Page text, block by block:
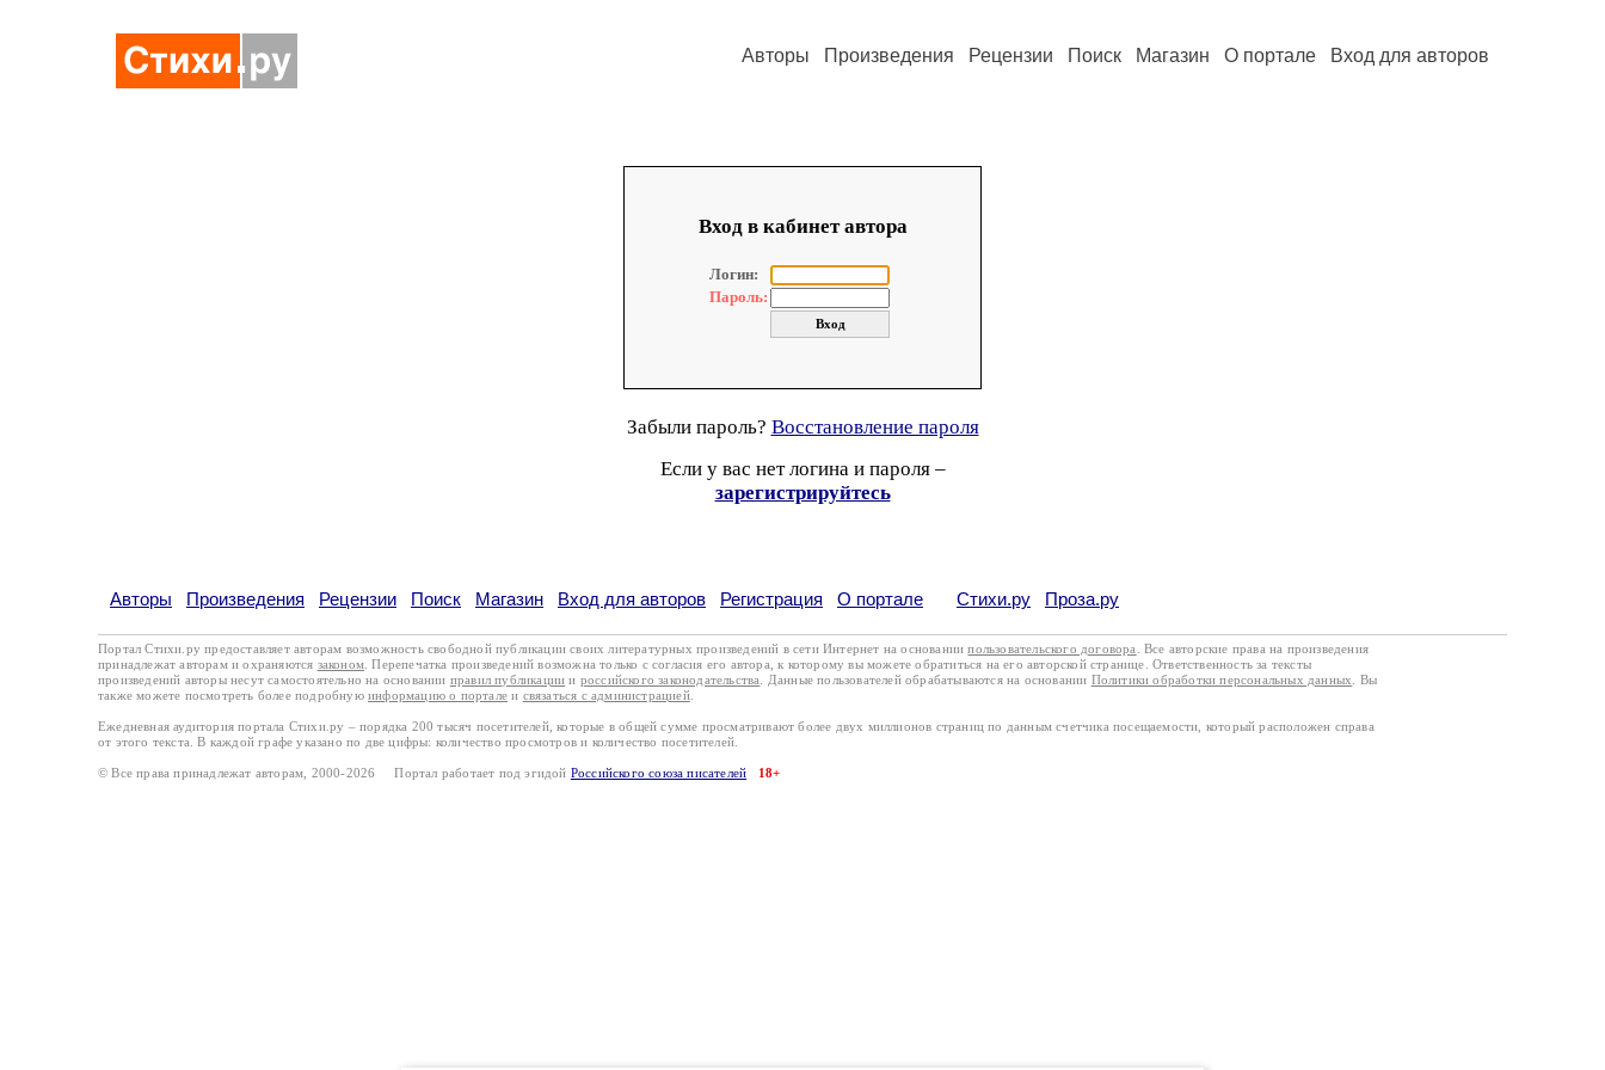
Авторы Произведения Рецензии Поиск Магазин О портале Вход для авторов
Вход в кабинет автора
Логин:
Пароль:
Забыли пароль? Восстановление пароля
Если у вас нет логина и пароля –
зарегистрируйтесь
Авторы Произведения Рецензии Поиск Магазин Вход для авторов Регистрация О портале Стихи.ру Проза.ру
Портал Стихи.ру предоставляет авторам возможность свободной публикации своих литературных произведений в сети Интернет на основаниипользовательского договора
. Все авторские права на произведения
принадлежат авторам и охраняются законом . Перепечатка произведений возможна только с согласия его автора, к которому вы можете обратиться на его авторской странице. Ответственность за тексты
произведений авторы несут самостоятельно на основании правил публикации и российского законодательства . Данные пользователей обрабатываются на основании Политики обработки персональных данных
. Вы
также можете посмотреть более подробную информацию о портале и связаться с администрацией.
Ежедневная аудитория портала Стихи.ру – порядка 200 тысяч посетителей, которые в общей сумме просматривают более двух миллионов страниц по данным счетчика посещаемости, который расположен справа
от этого текста. В каждой графе указано по две цифры: количество просмотров и количество посетителей.
© Все права принадлежат авторам, 2000-2026 Портал работает под эгидой Российского союза писателей 18+